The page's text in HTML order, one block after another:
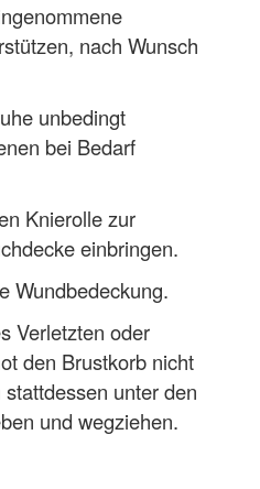
nach Wunsch
unbedingt
bei Bedarf
Knierolle zur
einbringen.
Wundbedeckung.
Verletzten oder
den Brustkorb nicht
unter den
und wegziehen.